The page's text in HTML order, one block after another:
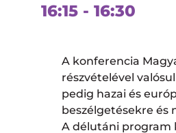
16:15 - 16:30
A konferencia
részvételével
pedig hazai és
beszélgetésekre és
A délutáni program